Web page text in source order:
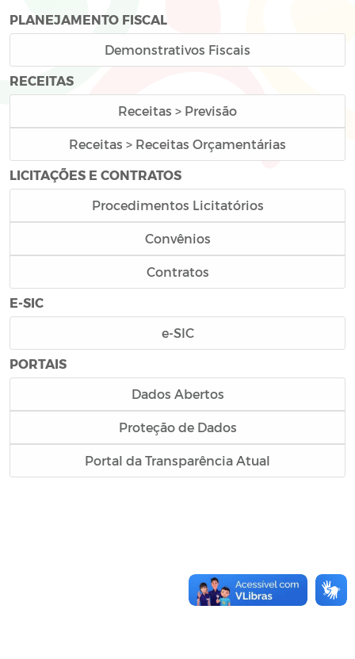
PLANEJAMENTO FISCAL
Demonstrativos Fiscais
RECEITAS
Receitas > Previsão
Receitas > Receitas Orçamentárias
LICITAÇÕES E CONTRATOS
Procedimentos Licitatórios
Convênios
Contratos
E-SIC
e-SIC
PORTAIS
Dados Abertos
Proteção de Dados
Portal da Transparência Atual